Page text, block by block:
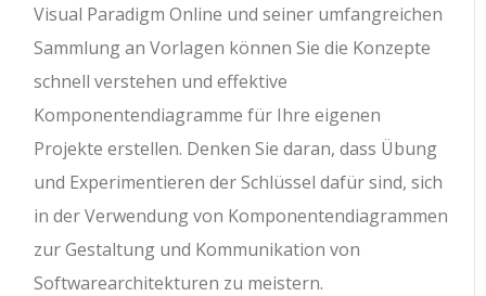
Visual Paradigm Online und seiner umfangreichen
Sammlung an Vorlagen können Sie die Konzepte
schnell verstehen und effektive
Komponentendiagramme für Ihre eigenen
Projekte erstellen. Denken Sie daran, dass Übung
und Experimentieren der Schlüssel dafür sind, sich
in der Verwendung von Komponentendiagrammen
zur Gestaltung und Kommunikation von
Softwarearchitekturen zu meistern.